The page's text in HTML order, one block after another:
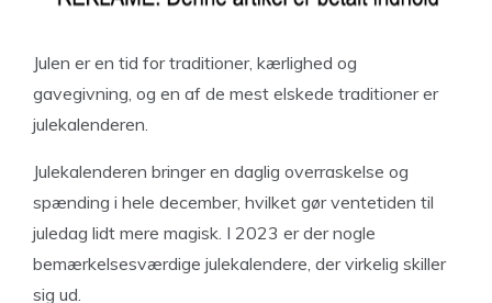
Julen er en tid for traditioner, kærlighed og
gavegivning, og en af de mest elskede traditioner er
julekalenderen.
Julekalenderen bringer en daglig overraskelse og
spænding i hele december, hvilket gør ventetiden til
juledag lidt mere magisk. I 2023 er der nogle
bemærkelsesværdige julekalendere, der virkelig skiller
sig ud.